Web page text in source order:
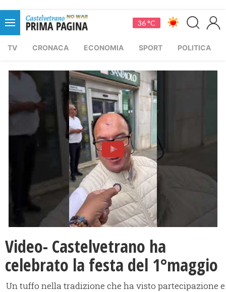
36 °C
TV CRONACA ECONOMIA SPORT POLITICA
Video- Castelvetrano ha
celebrato la festa del 1°maggio
Un tuffo nella tradizione che ha visto partecipazione e